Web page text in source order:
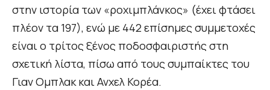
στην ιστορία των «ροχιμπλάνκος» (έχει φτάσει
πλέον τα 197), ενώ με 442 επίσημες συμμετοχές
είναι ο τρίτος ξένος ποδοσφαιριστής στη
σχετική λίστα, πίσω από τους συμπαίκτες του
Γιαν Ομπλακ και Ανχελ Κορέα.